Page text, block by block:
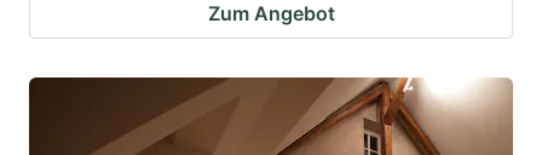
Zum Angebot